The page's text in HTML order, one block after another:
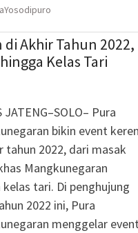
Akhir Tahun 2022,
Kelas Tari
JATENG–SOLO– Pura
bikin event keren
tahun 2022, dari masak
Mangkunegaran
kelas tari. Di penghujung
2022 ini, Pura
menggelar